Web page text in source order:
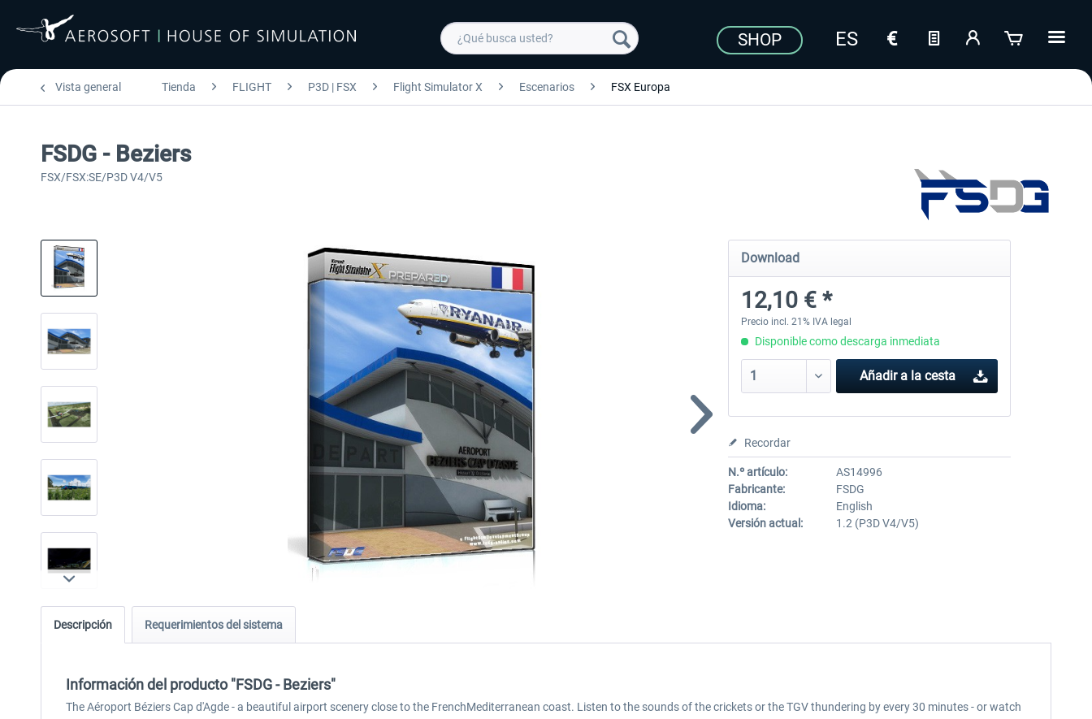
SHOP
Vista general Tienda FLIGHT P3D | FSX Flight Simulator X Escenarios FSX Europa
FSDG - Beziers
FSX/FSX:SE/P3D V4/V5
Download
12,10 € *
Precio incl. 21% IVA legal
Disponible como descarga inmediata
Añadir a la cesta
Recordar
N.º artículo:
AS14996
Fabricante:
FSDG
Idioma:
English
Versión actual:
1.2 (P3D V4/V5)
Descripción Requerimientos del sistema
Información del producto "FSDG - Beziers"
The Aéroport Béziers Cap d'Agde - a beautiful airport scenery close to the FrenchMediterranean coast. Listen to the sounds of the crickets or the TGV thundering by every 30 minutes - or watch